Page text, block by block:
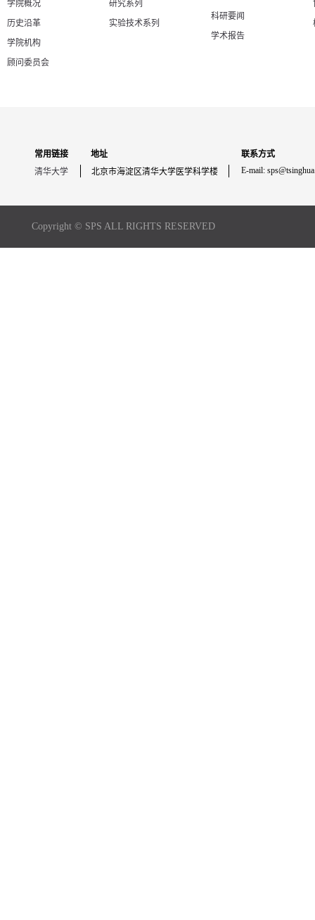
学院概况
历史沿革
学院机构
顾问委员会
研究系列
实验技术系列
科研要闻
学术报告
常用链接 地址
联系方式
清华大学
北京市海淀区清华大学医学科学楼 E-mail:
Copyright © SPS ALL RIGHTS RESERVED